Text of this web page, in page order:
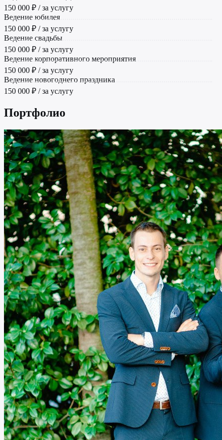
150 000 ₽ / за услугу
Ведение юбилея
150 000 ₽ / за услугу
Ведение свадьбы
150 000 ₽ / за услугу
Ведение корпоративного мероприятия
150 000 ₽ / за услугу
Ведение новогоднего праздника
150 000 ₽ / за услугу
Портфолио